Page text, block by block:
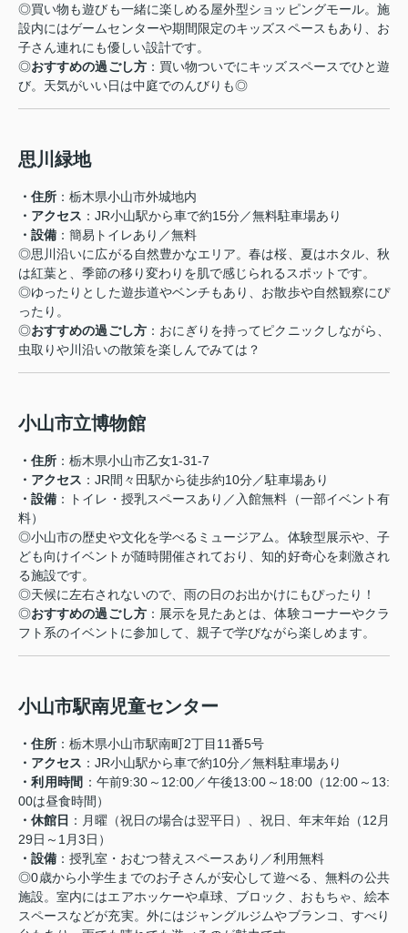
◎買い物も遊びも一緒に楽しめる屋外型ショッピングモール。施
設内にはゲームセンターや期間限定のキッズスペースもあり、お
子さん連れにも優しい設計です。
◎おすすめの過ごし方：買い物ついでにキッズスペースでひと遊
び。天気がいい日は中庭でのんびりも◎
思川緑地
・住所 ：栃木県小山市外城地内
・ アクセス ：JR小山駅から車で約15分／無料駐車場あり
・ 設備 ：簡易トイレあり／無料
◎思川沿いに広がる自然豊かなエリア。春は桜、夏はホタル、秋
は紅葉と、季節の移り変わりを肌で感じられるスポットです。
◎ゆったりとした遊歩道やベンチもあり、お散歩や自然観察にぴ
ったり。
◎おすすめの過ごし方：おにぎりを持ってピクニックしながら、
虫取りや川沿いの散策を楽しんでみては？
小山市立博物館
・住所 ：栃木県小山市乙女1-31-7
・アクセス ：JR間々田駅から徒歩約10分／駐車場あり
・設備 ：トイレ・授乳スペースあり／入館無料（一部イベント有
料）
◎小山市の歴史や文化を学べるミュージアム。体験型展示や、子
ども向けイベントが随時開催されており、知的好奇心を刺激され
る施設です。
◎天候に左右されないので、雨の日のお出かけにもぴったり！
◎おすすめの過ごし方：展示を見たあとは、体験コーナーやクラ
フト系のイベントに参加して、親子で学びながら楽しめます。
小山市駅南児童センター
・住所 ：栃木県小山市駅南町2丁目11番5号
・アクセス ：JR小山駅から車で約10分／無料駐車場あり
・利用時間 ：午前9:30～12:00／午後13:00～18:00（12:00～13:
00は昼食時間）
・休館日 ：月曜（祝日の場合は翌平日）、祝日、年末年始（12月
29日～1月3日）
・設備 ：授乳室・おむつ替えスペースあり／利用無料
◎0歳から小学生までのお子さんが安心して遊べる、無料の公共
施設。室内にはエアホッケーや卓球、ブロック、おもちゃ、絵本
スペースなどが充実。外にはジャングルジムやブランコ、すべり